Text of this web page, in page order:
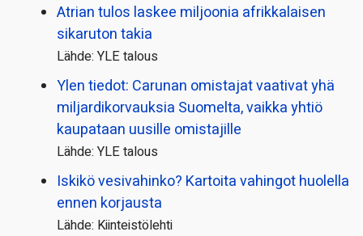
Atrian tulos laskee miljoonia afrikkalaisen
sikaruton takia
Lähde: YLE talous
Ylen tiedot: Carunan omistajat vaativat yhä
miljardi­korvauksia Suomelta, vaikka yhtiö
kaupataan uusille omistajille
Lähde: YLE talous
Iskikö vesivahinko? Kartoita vahingot huolella
ennen korjausta
Lähde: Kiinteistölehti